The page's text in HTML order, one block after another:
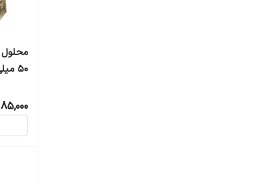
محلول
50 میلی لیتر
85,000